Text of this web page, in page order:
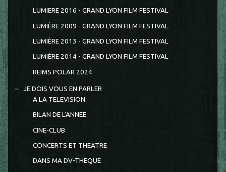
LUMIERE 2016 - GRAND LYON FILM FESTIVAL
LUMIÈRE 2009 - GRAND LYON FILM FESTIVAL
LUMIÈRE 2013 - GRAND LYON FILM FESTIVAL
LUMIÈRE 2014 - GRAND LYON FILM FESTIVAL
REIMS POLAR 2024
JE DOIS VOUS EN PARLER
A LA TELEVISION
BILAN DE L'ANNEE
CINE-CLUB
CONCERTS ET THEATRE
DANS MA DV-THEQUE